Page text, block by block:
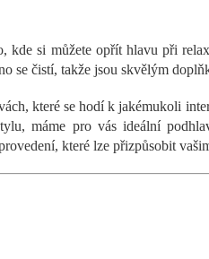
kde si můžete opřít hlavu při
se čistí, takže jsou skvělým
které se hodí k jakémukoli
máme pro vás ideální
které lze přizpůsobit